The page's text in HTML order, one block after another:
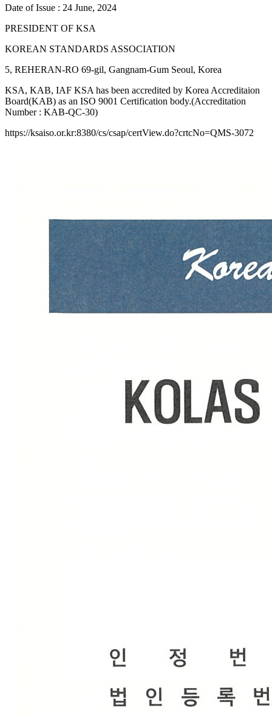
Date of Issue : 24 June, 2024
PRESIDENT OF KSA
KOREAN STANDARDS ASSOCIATION
5, REHERAN-RO 69-gil, Gangnam-Gum Seoul, Korea
KSA, KAB, IAF KSA has been accredited by Korea Accreditaion
Board(KAB) as an ISO 9001 Certification body.(Accreditation
Number : KAB-QC-30)
https://ksaiso.or.kr:8380/cs/csap/certView.do?crtcNo=QMS-3072